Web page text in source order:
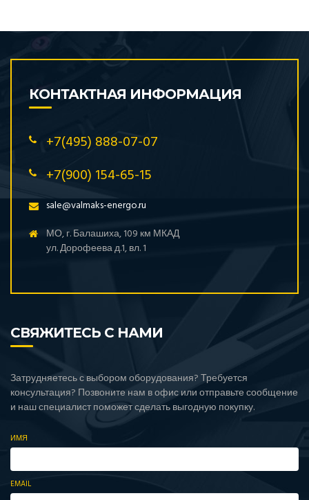
КОНТАКТНАЯ ИНФОРМАЦИЯ
+7(495) 888-07-07
+7(900) 154-65-15
sale@valmaks-energo.ru
МО, г. Балашиха, 109 км МКАД
ул. Дорофеева д.1, вл. 1
СВЯЖИТЕСЬ С НАМИ
Затрудняетесь с выбором оборудования? Требуется
консультация? Позвоните нам в офис или отправьте сообщение
и наш специалист поможет сделать выгодную покупку.
ИМЯ
EMAIL